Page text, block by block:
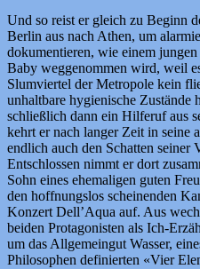
Und so reist er gleich zu Beginn
Berlin aus nach Athen, um
dokumentieren, wie einem
Baby weggenommen wird, weil
Slumviertel der Metropole kein
unhaltbare hygienische Zustände
schließlich dann ein Hilferuf aus
kehrt er nach langer Zeit in seine
endlich auch den Schatten seiner
Entschlossen nimmt er dort
Sohn eines ehemaligen guten
den hoffnungslos scheinenden
Konzert Dell’Aqua auf. Aus
beiden Protagonisten als Ich-
um das Allgemeingut Wasser,
Philosophen definierten «Vier